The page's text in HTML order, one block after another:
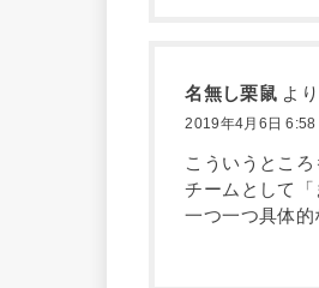
名無し栗鼠 よ
2019年4月6日 6:58
こういうところ
チームとして
一つ一つ具体的